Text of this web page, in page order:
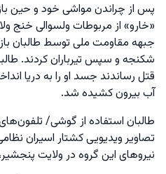
پس از چراندن مواشی خود و حین
«خارو» از مربوطات ولسوالی خنج
جبهه مقاومت ملی توسط طالبان
شکنجه و سپس تیرباران کردند.
قتل رساندند جسد او را به دریا
آب بیرون کشیده شد.
طالبان استفاده از گوشی/
تصاویر ویدیویی کشتار اسیران
نیروهای این گروه در ولایت